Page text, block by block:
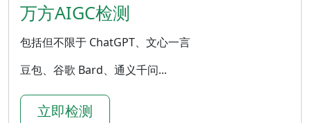
万方AIGC检测
包括但不限于 ChatGPT、文心一言
豆包、谷歌 Bard、通义千问...
立即检测